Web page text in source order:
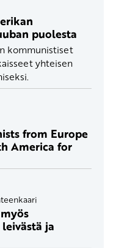
puolesta
kommunistiset
yhteisen
from Europe
America for
ja